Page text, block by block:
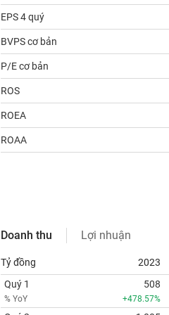
EPS 4 quý
BVPS cơ bản
P/E cơ bản
ROS
ROEA
ROAA
Doanh thu Lợi nhuận
Tỷ đồng 2023
Quý 1
% YoY
508
+478.57%